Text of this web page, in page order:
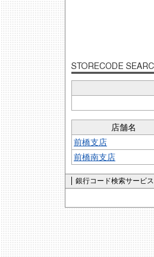
店舗名
前橋支店
前橋南支店
銀行コード検索サービス